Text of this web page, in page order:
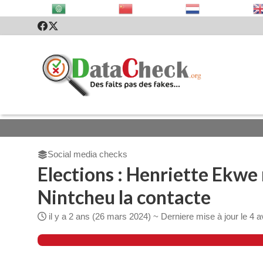
Social media checks
Elections : Henriette Ekwe
Nintcheu la contacte
il y a 2 ans (26 mars 2024) ~ Derniere mise à jour le 4